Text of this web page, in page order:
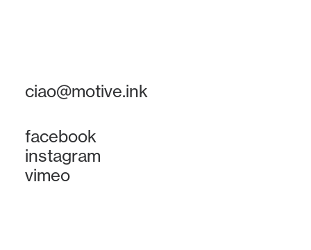
ciao@motive.ink
facebook
instagram
vimeo